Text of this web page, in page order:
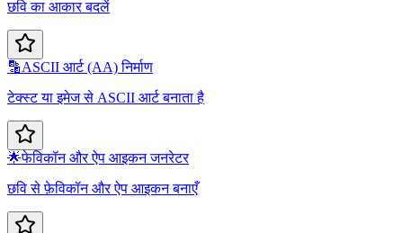
छवि का आकार बदलें
🔡ASCII आर्ट (AA) निर्माण
टेक्स्ट या इमेज से ASCII आर्ट बनाता है
🌟फेविकॉन और ऐप आइकन जनरेटर
छवि से फ़ेविकॉन और ऐप आइकन बनाएँ